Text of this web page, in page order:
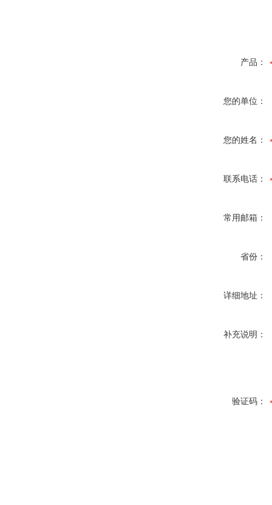
产品：
您的单位：
您的姓名：
联系电话：
常用邮箱：
省份：
详细地址：
补充说明：
验证码：